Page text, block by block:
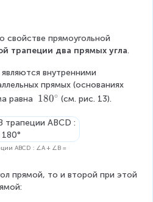
прямоугольной
трапеции два прямых угла.
внутренними
прямых (основаниях
равна 1
0
\
i
180∘ (см. рис. 13).
ABCD : ∠A + ∠B =
прямой, то и второй при этой